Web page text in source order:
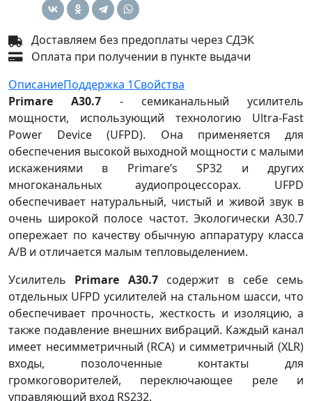
Доставляем без предоплаты через СДЭК
Оплата при получении в пункте выдачи
ОписаниеПоддержка 1Свойства
Primare A30.7 - семиканальный усилитель
мощности, использующий технологию Ultra-Fast
Power Device (UFPD). Она применяется для
обеспечения высокой выходной мощности с малыми
искажениями в Primare’s SP32 и других
многоканальных аудиопроцессорах. UFPD
обеспечивает натуральный, чистый и живой звук в
очень широкой полосе частот. Экологически A30.7
опережает по качеству обычную аппаратуру класса
A/B и отличается малым тепловыделением.
Усилитель Primare A30.7содержит в себе семь
отдельных UFPD усилителей на стальном шасси, что
обеспечивает прочность, жесткость и изоляцию, а
также подавление внешних вибраций. Каждый канал
имеет несимметричный (RCA) и симметричный (XLR)
входы, позолоченные контакты для
громкоговорителей, переключающее реле и
управляющий вход RS232.